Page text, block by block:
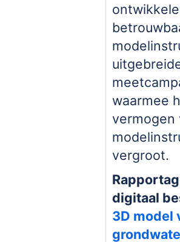
waarmee
vermogen
vergroot.
digitaal
3D model